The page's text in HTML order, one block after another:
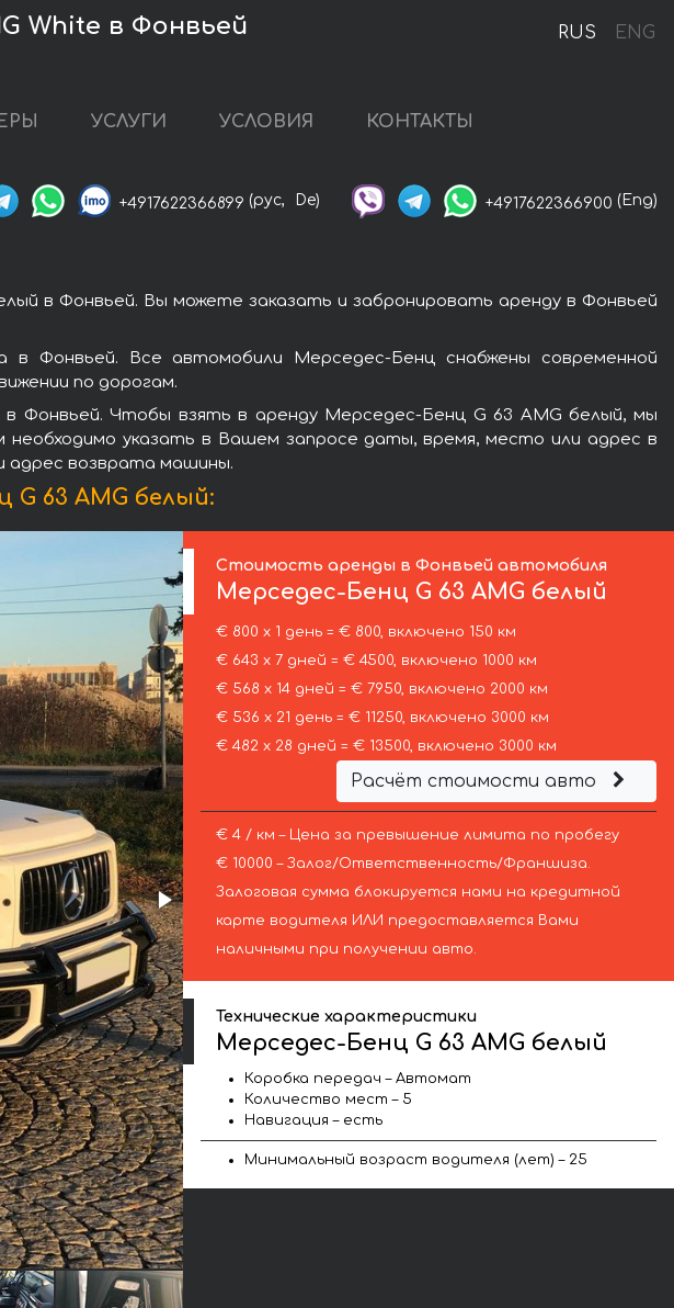
RUS ENG
White в Фонвьей
УСЛУГИ УСЛОВИЯ КОНТАКТЫ
+4917622366899 (рус, De) +4917622366900 (Eng)
в Фонвьей. Вы можете заказать и забронировать аренду в Фонвьей
Фонвьей. Все автомобили Мерседес-Бенц снабжены современной
по дорогам.
Фонвьей. Чтобы взять в аренду Мерседес-Бенц G 63 AMG белый, мы
указать в Вашем запросе даты, время, место или адрес в
адрес возврата машины.
63 AMG белый:
Стоимость аренды в Фонвьей автомобиля
Мерседес-Бенц G 63 AMG белый
€ 800 х 1 день = € 800, включено 150 км
€ 643 х 7 дней = € 4500, включено 1000 км
€ 568 х 14 дней = € 7950, включено 2000 км
€ 536 х 21 день = € 11250, включено 3000 км
€ 482 х 28 дней = € 13500, включено 3000 км
Расчёт стоимости авто
€ 4 / км – Цена за превышение лимита по пробегу
€ 10000 – Залог/Ответственность/Франшиза.
Залоговая сумма блокируется нами на кредитной
карте водителя ИЛИ предоставляется Вами
наличными при получении авто.
Технические характеристики
Мерседес-Бенц G 63 AMG белый
Коробка передач – Автомат
Количество мест – 5
Навигация – есть
Минимальный возраст водителя (лет) – 25